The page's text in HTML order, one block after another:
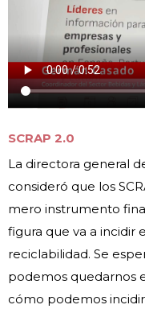
SCRAP 2.0
La directora general
consideró que los
mero instrumento
figura que va a incidir
reciclabilidad. Se
podemos quedarnos
cómo podemos